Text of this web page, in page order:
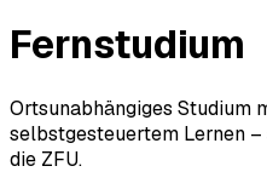
Fernstudium
Ortsunabhängiges Studium
selbstgesteuertem Lernen
die ZFU.